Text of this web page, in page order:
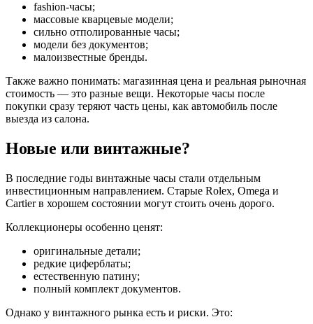
fashion-часы;
массовые кварцевые модели;
сильно отполированные часы;
модели без документов;
малоизвестные бренды.
Также важно понимать: магазинная цена и реальная рыночная
стоимость — это разные вещи. Некоторые часы после
покупки сразу теряют часть цены, как автомобиль после
выезда из салона.
Новые или винтажные?
В последние годы винтажные часы стали отдельным
инвестиционным направлением. Старые Rolex, Omega и
Cartier в хорошем состоянии могут стоить очень дорого.
Коллекционеры особенно ценят:
оригинальные детали;
редкие циферблаты;
естественную патину;
полный комплект документов.
Однако у винтажного рынка есть и риски. Это: